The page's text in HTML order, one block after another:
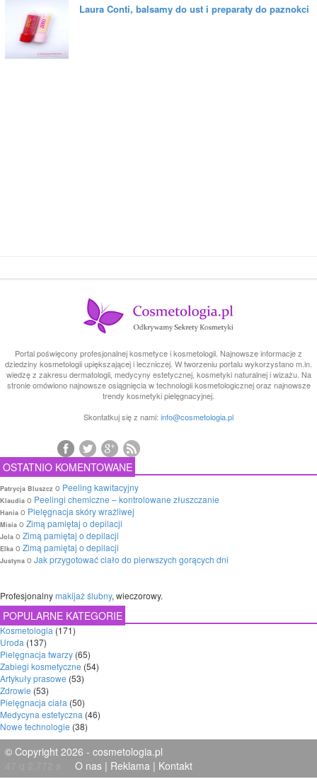
Laura Conti, balsamy do ust i preparaty do paznokci
Portal poświęcony profesjonalnej kosmetyce i kosmetologii. Najnowsze informacje z
dziedziny kosmetologii upiększającej i leczniczej. W tworzeniu portalu wykorzystano m.in.
wiedzę z zakresu dermatologii, medycyny estetycznej, kosmetyki naturalnej i wizażu. Na
stronie omówiono najnowsze osiągnięcia w technologii kosmetologicznej oraz najnowsze
trendy kosmetyki pielęgnacyjnej.
Skontatkuj się z nami: info@cosmetologia.pl
OSTATNIO KOMENTOWANE
Patrycja Bluszcz o Peeling kawitacyjny
Klaudia o Peelingi chemiczne – kontrolowane złuszczanie
Hania o Pielęgnacja skóry wrażliwej
Misia o Zimą pamiętaj o depilacji
Jola o Zimą pamiętaj o depilacji
Elka o Zimą pamiętaj o depilacji
Justyna o Jak przygotować ciało do pierwszych gorących dni
Profesjonalnymakijaż ślubny, wieczorowy.
POPULARNE KATEGORIE
Kosmetologia (171)
Uroda (137)
Pielęgnacja twarzy (65)
Zabiegi kosmetyczne (54)
Artykuły prasowe (53)
Zdrowie (53)
Pielęgnacja ciała (50)
Medycyna estetyczna (46)
Nowe technologie (38)
© Copyright 2026 - cosmetologia.pl
O nas | Reklama | Kontakt